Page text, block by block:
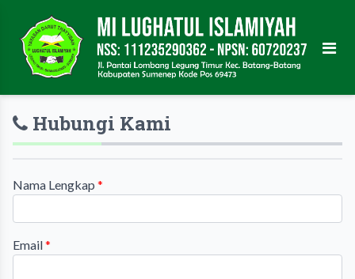
Hubungi Kami
Nama Lengkap *
Email*